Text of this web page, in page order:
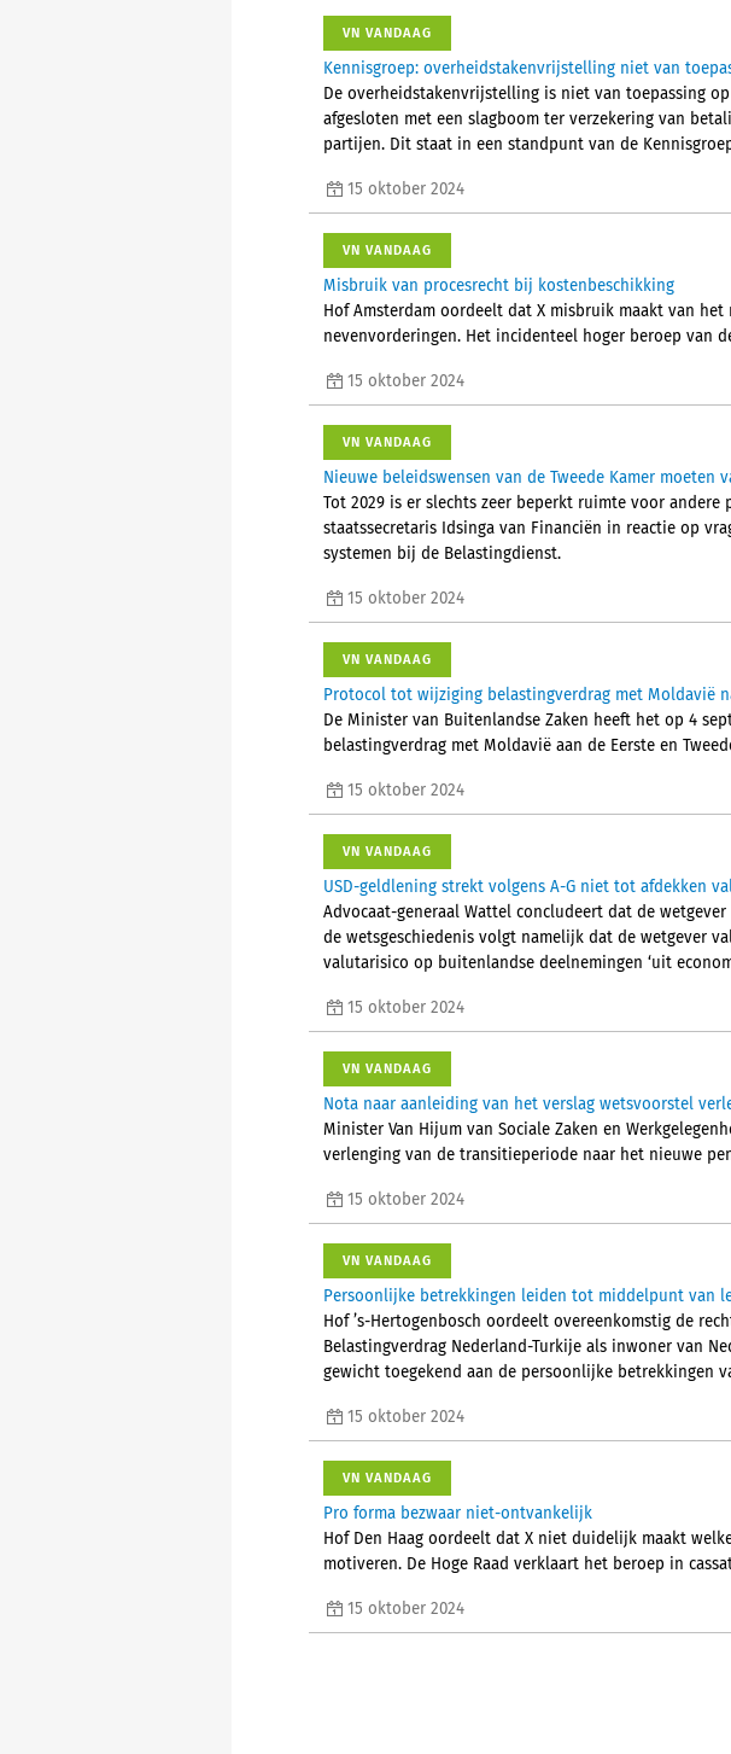
VN VANDAAG
Kennisgroep: overheidstakenvrijstelling niet van
De overheidstakenvrijstelling is niet van toepassing
afgesloten met een slagboom ter verzekering van
partijen. Dit staat in een standpunt van de
15 oktober 2024
VN VANDAAG
Misbruik van procesrecht bij kostenbeschikking
Hof Amsterdam oordeelt dat X misbruik maakt van
nevenvorderingen. Het incidenteel hoger beroep van
15 oktober 2024
VN VANDAAG
Nieuwe beleidswensen van de Tweede Kamer moeten
Tot 2029 is er slechts zeer beperkt ruimte voor
staatssecretaris Idsinga van Financiën in reactie op
systemen bij de Belastingdienst.
15 oktober 2024
VN VANDAAG
Protocol tot wijziging belastingverdrag met Moldavië
De Minister van Buitenlandse Zaken heeft het op 4
belastingverdrag met Moldavië aan de Eerste en
15 oktober 2024
VN VANDAAG
USD-geldlening strekt volgens A-G niet tot afdekken
Advocaat-generaal Wattel concludeert dat de
de wetsgeschiedenis volgt namelijk dat de wetgever
valutarisico op buitenlandse deelnemingen ‘uit
15 oktober 2024
VN VANDAAG
Nota naar aanleiding van het verslag wetsvoorstel
Minister Van Hijum van Sociale Zaken en
verlenging van de transitieperiode naar het nieuwe
15 oktober 2024
VN VANDAAG
Persoonlijke betrekkingen leiden tot middelpunt van
Hof ’s-Hertogenbosch oordeelt overeenkomstig de
Belastingverdrag Nederland-Turkije als inwoner van
gewicht toegekend aan de persoonlijke betrekkingen
15 oktober 2024
VN VANDAAG
Pro forma bezwaar niet-ontvankelijk
Hof Den Haag oordeelt dat X niet duidelijk maakt
motiveren. De Hoge Raad verklaart het beroep in
15 oktober 2024